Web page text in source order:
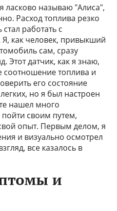
ласково называю "Алиса",
Расход топлива резко
работать с
как человек, привыкший
сам, сразу
Этот датчик, как я знаю,
соотношение топлива и
его состояние
но я был настроен
нашел много
своим путем,
опыт. Первым делом, я
и визуально осмотрел
все казалось в
и